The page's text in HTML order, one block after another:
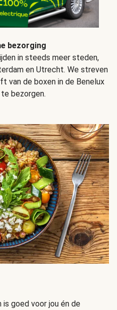
bezorging
in steeds meer steden,
en Utrecht. We streven
van de boxen in de Benelux
bezorgen.
goed voor jou én de